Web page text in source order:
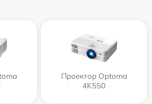
Проектор Optoma
4K550